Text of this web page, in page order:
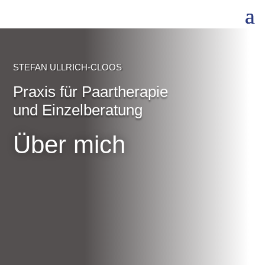
STEFAN ULLRICH-CLOOS
Praxis für Paartherapie
und Einzelberatung
Über mich